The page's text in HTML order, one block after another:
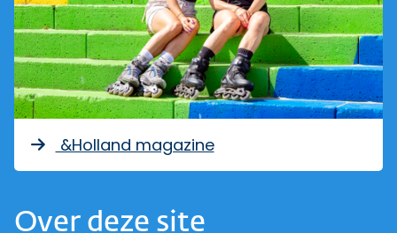
&Holland magazine
Over deze site